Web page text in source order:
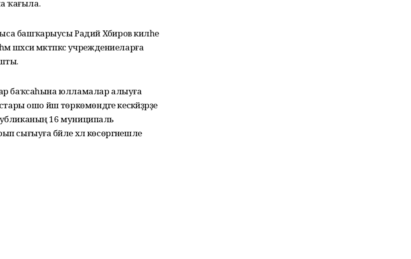
ҡағыла.
башҡарыусы Радий Хәбиров киләһе
шәхси мәктәпкәсә учреждениеларға
баҡсаһына юлламалар алыуға
ошо йәш төркөмөндәге кескәйҙәрҙе
16 муниципаль
сығыуға бәйле хәл көсөргәнешле